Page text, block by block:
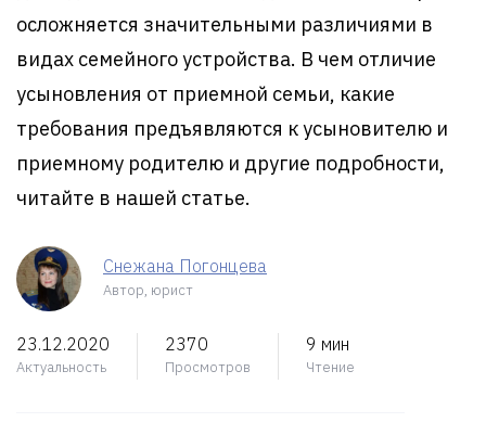
осложняется значительными различиями в
видах семейного устройства. В чем отличие
усыновления от приемной семьи, какие
требования предъявляются к усыновителю и
приемному родителю и другие подробности,
читайте в нашей статье.
Снежана Погонцева
Автор, юрист
23.12.2020
Актуальность
2370
Просмотров
9 мин
Чтение